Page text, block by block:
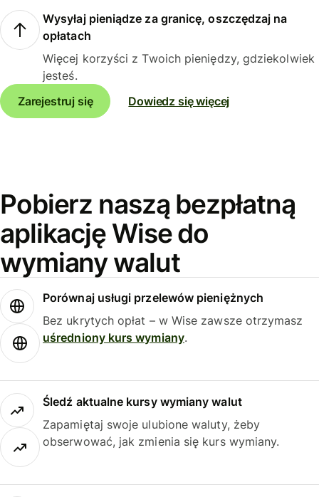
Wysyłaj pieniądze za granicę, oszczędzaj na
opłatach
Więcej korzyści z Twoich pieniędzy, gdziekolwiek
jesteś.
Zarejestruj się
Dowiedz się więcej
Pobierz naszą bezpłatną
aplikację Wise do
wymiany walut
Porównaj usługi przelewów pieniężnych
Bez ukrytych opłat – w Wise zawsze otrzymasz
uśredniony kurs wymiany.
Śledź aktualne kursy wymiany walut
Zapamiętaj swoje ulubione waluty, żeby
obserwować, jak zmienia się kurs wymiany.